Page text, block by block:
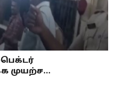
முயற்ச...